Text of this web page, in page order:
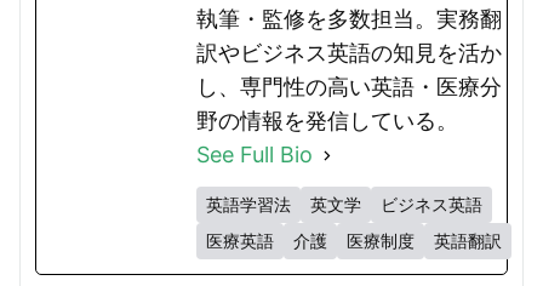
執筆・監修を多数担当。実務翻
訳やビジネス英語の知見を活か
し、専門性の高い英語・医療分
野の情報を発信している。
See Full Bio
英語学習法 英文学
ビジネス英語
医療英語
介護 医療制度 英語翻訳